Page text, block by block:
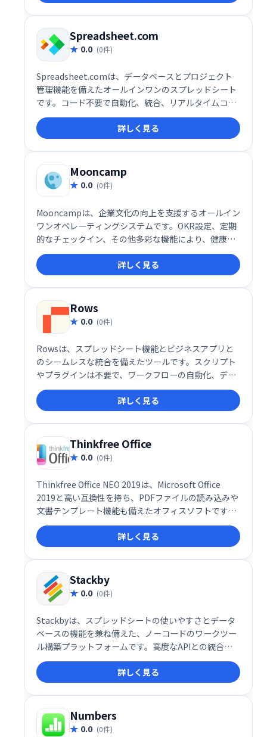
Spreadsheet.com
0.0 (0件)
Spreadsheet.comは、データベースとプロジェクト
管理機能を備えたオールインワンのスプレッドシート
です。コード不要で自動化、統合、リアルタイムコラ
ボレーションを実現し、作業効率を大幅に向上させま
す。様々な業務を一つのプラットフォームで管理で
き、チームでの共同作業もスムーズに行えます。
詳しく見る
Mooncamp
0.0 (0件)
Mooncampは、企業文化の向上を支援するオールイン
ワンオペレーティングシステムです。OKR設定、定期
的なチェックイン、その他多彩な機能により、健康で
幸福感にあふれ、高いパフォーマンスを発揮できる職
場環境を実現します。社員のエンゲージメントを高
め、組織全体の成長を促進します。
詳しく見る
Rows
0.0 (0件)
Rowsは、スプレッドシート機能とビジネスアプリと
のシームレスな統合を備えたツールです。スクリプト
やプラグインは不要で、ワークフローの自動化、デー
タ分析、ダッシュボード共有、フォーム作成などを簡
単に実現します。作成したアプリは美しいWebアプリ
として共有可能。複雑な作業をシンプルにし、業務効
率化を促進します。
詳しく見る
Thinkfree Office
0.0 (0件)
Thinkfree Office NEO 2019は、Microsoft Office
2019と高い互換性を持ち、PDFファイルの読み込みや
文書テンプレート機能も備えたオフィスソフトです。
文書作成、表計算、プレゼンテーションなど、様々な
作業を快適に行えます。詳しく見る
Stackby
0.0 (0件)
Stackbyは、スプレッドシートの使いやすさとデータ
ベースの機能を兼ね備えた、ノーコードのワークツー
ル構築プラットフォームです。高度なAPIとの統合も
可能で、コーディング不要で独自の業務ツールを簡単
に作成できます。柔軟性とシンプルさを両立し、作業
効率を大幅に向上させます。
詳しく見る
Numbers
0.0 (0件)